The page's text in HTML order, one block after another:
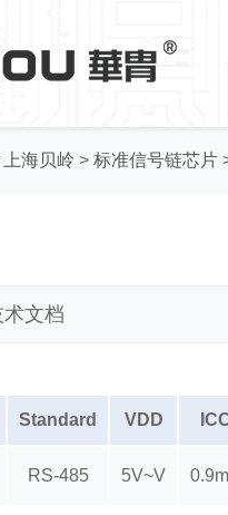
上海贝岭 > 标准信号链芯片
术文档
Standard VDD
RS-485 5V~V